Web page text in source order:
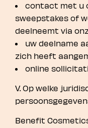
contact met u
sweepstakes of
deelneemt via
uw deelname
zich heeft
online
V. Op welke
Benefit